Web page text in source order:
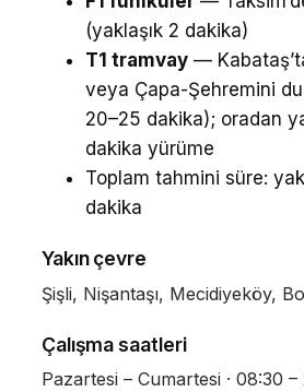
(yaklaşık 2 dakika)
T1 tramvay—
veya Çapa-Şehremini
20–25 dakika); oradan
dakika yürüme
Toplam tahmini süre:
dakika
Yakın çevre
Şişli, Nişantaşı, Mecidiyeköy,
Çalışma saatleri
Pazartesi – Cumartesi · 08:30